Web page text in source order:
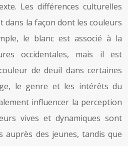
Les différences culturelles
la façon dont les couleurs
le blanc est associé à la
occidentales, mais il est
de deuil dans certaines
le genre et les intérêts du
influencer la perception
vives et dynamiques sont
auprès des jeunes, tandis que